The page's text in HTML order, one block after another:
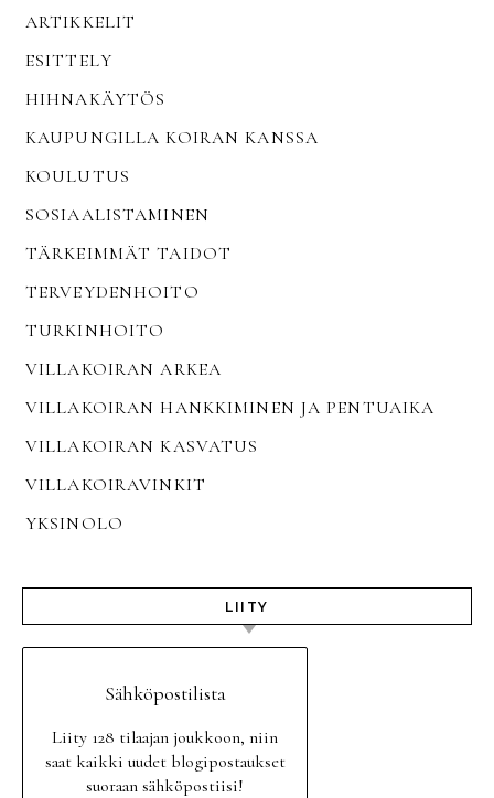
ARTIKKELIT
ESITTELY
HIHNAKÄYTÖS
KAUPUNGILLA KOIRAN KANSSA
KOULUTUS
SOSIAALISTAMINEN
TÄRKEIMMÄT TAIDOT
TERVEYDENHOITO
TURKINHOITO
VILLAKOIRAN ARKEA
VILLAKOIRAN HANKKIMINEN JA PENTUAIKA
VILLAKOIRAN KASVATUS
VILLAKOIRAVINKIT
YKSINOLO
LIITY
Sähköpostilista
Liity 128 tilaajan joukkoon, niin
saat kaikki uudet blogipostaukset
suoraan sähköpostiisi!